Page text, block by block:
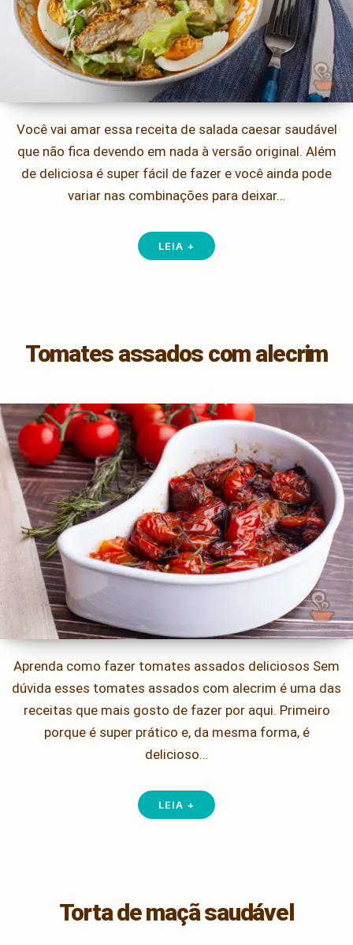
Você vai amar essa receita de salada caesar saudável
que não fica devendo em nada à versão original. Além
de deliciosa é super fácil de fazer e você ainda pode
variar nas combinações para deixar…
LEIA +
Tomates assados com alecrim
Aprenda como fazer tomates assados deliciosos Sem
dúvida esses tomates assados com alecrim é uma das
receitas que mais gosto de fazer por aqui. Primeiro
porque é super prático e, da mesma forma, é
delicioso…
LEIA +
Torta de maçã saudável